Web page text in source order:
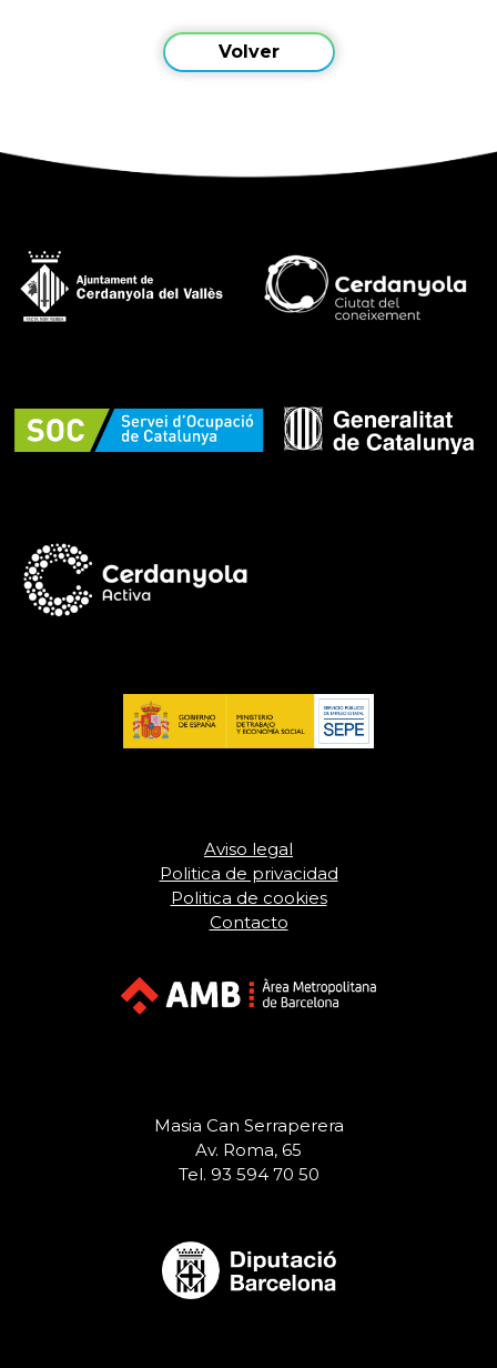
Volver
Aviso legal
Politica de privacidad
Politica de cookies
Contacto
Masia Can Serraperera
Av. Roma, 65
Tel. 93 594 70 50